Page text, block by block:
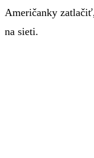
Američanky
na sieti.